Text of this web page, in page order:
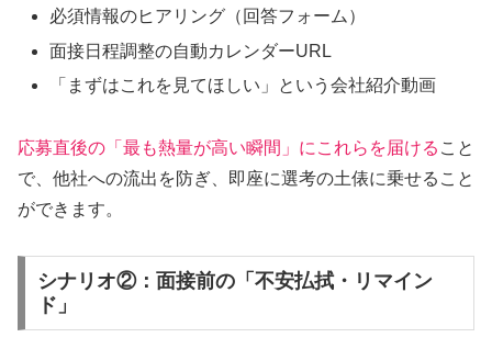
必須情報のヒアリング（回答フォーム）
面接日程調整の自動カレンダーURL
「まずはこれを見てほしい」という会社紹介動画
応募直後の「最も熱量が高い瞬間」にこれらを届ける こと
で、他社への流出を防ぎ、即座に選考の土俵に乗せること
ができます。
シナリオ②：面接前の「不安払拭・リマイン
ド」